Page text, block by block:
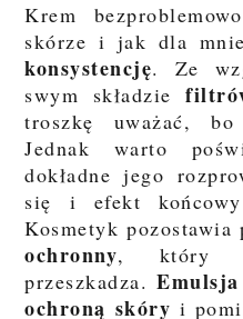
Krem
skórze i jak dla
konsystencję. Ze
swym składzie
troszkę uważać,
Jednak warto
dokładne jego
się i efekt końcowy
Kosmetyk
ochronny, który
przeszkadza.
ochroną skóry i